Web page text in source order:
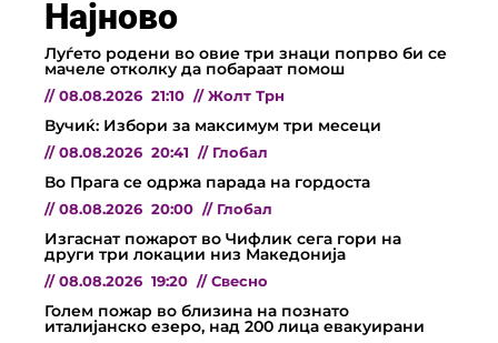
Најново
Луѓето родени во овие три знаци попрво би се
мачеле отколку да побараат помош
// 08.08.2026 21:10 // Жолт Трн
Вучиќ: Избори за максимум три месеци
// 08.08.2026 20:41 // Глобал
Во Прага се одржа парада на гордоста
// 08.08.2026 20:00 // Глобал
Изгаснат пожарот во Чифлик сега гори на
други три локации низ Македонија
// 08.08.2026 19:20 // Свесно
Голем пожар во близина на познато
италијанско езеро, над 200 лица евакуирани